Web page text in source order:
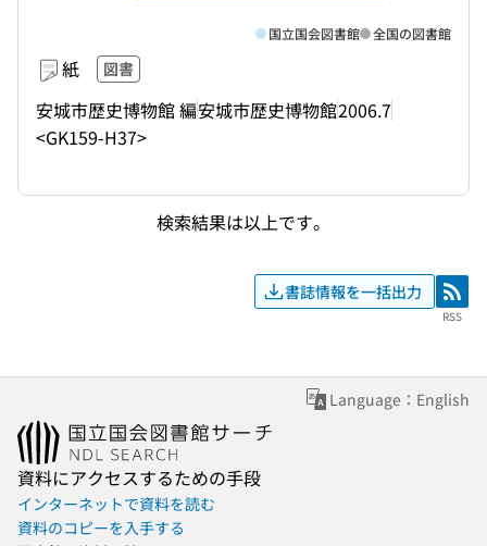
紙 図書
安城市歴史博物館 編安城市歴史博物館2006.7
<GK159-H37>
国立国会図書館 全国の図書館
検索結果は以上です。
書誌情報を一括出力 RSS
RSS
Language：English
資料にアクセスするための手段
インターネットで資料を読む
資料のコピーを入手する